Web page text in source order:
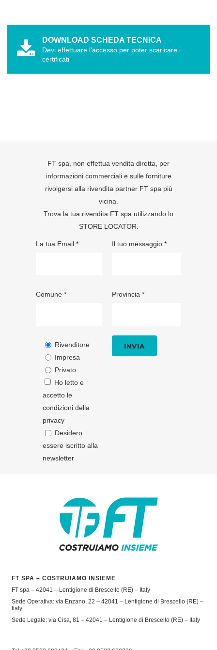
DOWNLOAD SCHEDA TECNICA
Devi effettuare l'accesso per poter scaricare i
certificati
FT spa, non effettua vendita diretta, per
informazioni commerciali e sulle forniture
rivolgersi alla rivendita partner FT spa più
vicina.
Trova la tua rivendita FT spa utilizzando lo
STORE LOCATOR
La tua Email *
Comune *
Rivenditore
Impresa
Privato
Ho letto e
accetto le
condizioni della
privacy
Desidero
essere iscritto alla
newsletter
Il tuo messaggio *
Provincia *
FT SPA – COSTRUIAMO INSIEME
FT spa – 42041 – Lentigione di Brescello (RE) – Italy
Sede Operativa: via Enzano, 22 – 42041 – Lentigione di Brescello (RE) –
Italy
Sede Legale: via Cisa, 81 – 42041 – Lentigione di Brescello (RE) – Italy